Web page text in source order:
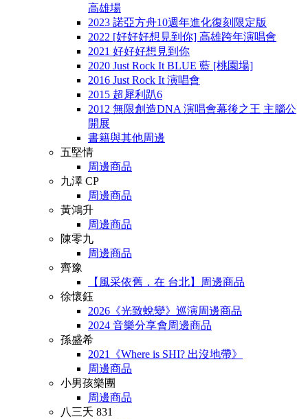
高雄場
2023 諾亞方舟10週年進化復刻限定版
2022 [好好好想見到你] 高雄跨年演唱會
2021 好好好想見到你
2020 Just Rock It BLUE 藍 [桃園場]
2016 Just Rock It 演唱會
2015 超犀利趴6
2012 無限創造DNA 演唱會幕後之王 主腦公
開展
書籍與其他周邊
五堅情
周邊商品
九澤 CP
周邊商品
黃鴻升
周邊商品
陳零九
周邊商品
齊豫
【風采依舊．在 台北】周邊商品
徐懷鈺
2026《光致蛻變》巡演周邊商品
2024 音樂分享會周邊商品
孫盛希
2021《Where is SHI? 出沒地帶》
周邊商品
小男孩樂團
周邊商品
八三夭 831